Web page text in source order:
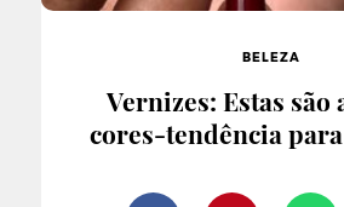
BELEZA
Vernizes: Estas são
cores-tendência